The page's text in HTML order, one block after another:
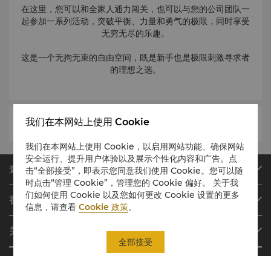
在这里，您可以和全家人通力闯关，也可以与您的公司团队一
起参加一系列活动，突破平衡、力量和勇气的极限，同时享受
无穷无尽的乐趣。
这是一个无拘无束的自由空间，既是新手也是极限刺激寻求者
的理想之选。
查找或预订
我们的目的地
查找预订
餐厅与酒吧
香格里拉会
加入香格里拉会
关于香格里拉集团
我们在本网站上使用 Cookie
我们在本网站上使用 Cookie，以启用网站功能、确保网站
安全运行、提升用户体验以及展示个性化内容和广告。点
击“全部接受”，即表示您同意我们使用 Cookie。您可以随
时点击“管理 Cookie”，管理您的 Cookie 偏好。 关于我
们如何使用 Cookie 以及您如何更改 Cookie 设置的更多
信息，请查看Cookie 政策。
全部接受